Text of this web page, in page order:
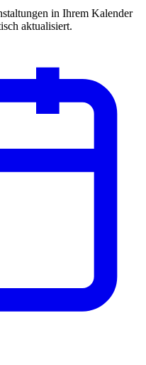
in Ihrem Kalender
aktualisiert.